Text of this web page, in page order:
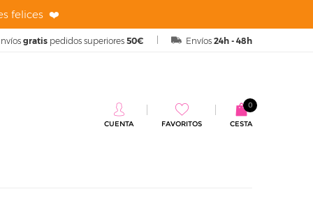
felices ❤️
Envíos 24h - 48h
gratis pedidos superiores 50€
CESTA
0
CUENTA FAVORITOS